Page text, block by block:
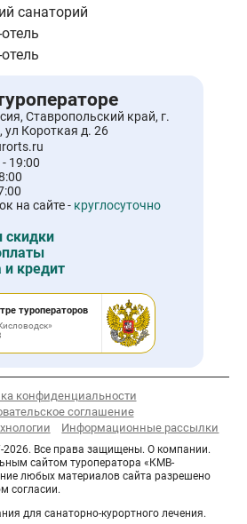
санаторий
Ставропольский край, г.
ул Короткая д. 26
19:00
на сайте - круглосуточно
скидки
и кредит
туроператоров
конфиденциальности
соглашение
Информационные рассылки
Все права защищены. О компании.
сайтом туроператора «КМВ-
любых материалов сайта разрешено
согласии.
для санаторно-курортного лечения.